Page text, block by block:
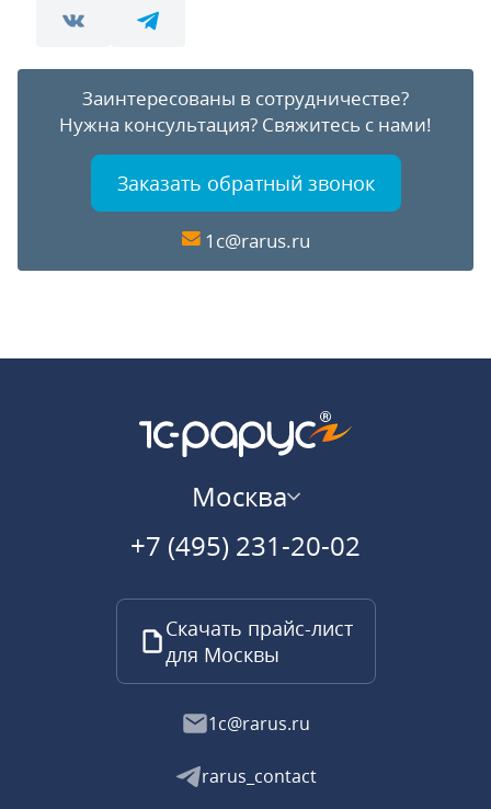
Заинтересованы в сотрудничестве?
Нужна консультация? Свяжитесь с нами!
Заказать обратный звонок
1c@rarus.ru
Москва
+7 (495) 231-20-02
Скачать прайс-лист
для Москвы
1c@rarus.ru
rarus_contact